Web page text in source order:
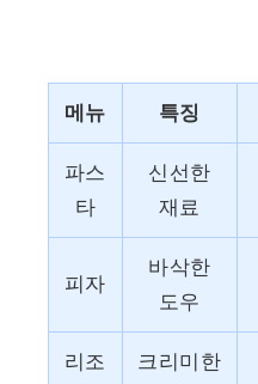
메뉴 특징
파스
타
신선한
재료
피자
바삭한
도우
리조
크리미한